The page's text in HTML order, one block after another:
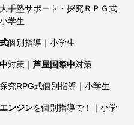
手塾サポート・探究ＲＰＧ式
学生
個別指導｜小学生
対策｜ 芦屋国際中対策
究RPG式個別指導｜小学生
ンジンを個別指導で！｜小学